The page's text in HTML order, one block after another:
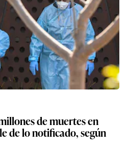
de muertes en
de lo notificado, según